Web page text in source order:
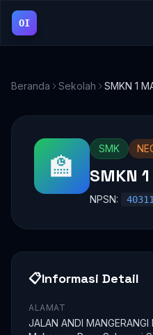
OI
Beranda Sekolah SMKN 1
🏫
SMK
SMKN
NPSN:
📋Informasi Detail
ALAMAT
JALAN ANDI